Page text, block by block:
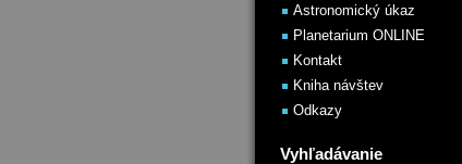
Astronomický úkaz
Planetarium ONLINE
Kontakt
Kniha návštev
Odkazy
Vyhľadávanie